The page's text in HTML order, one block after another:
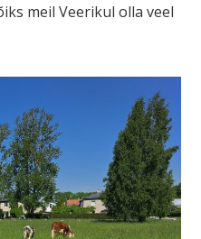
meil Veerikul olla veel